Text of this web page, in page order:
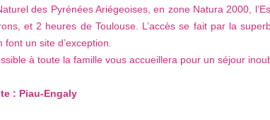
des Pyrénées Ariégeoises, en zone Natura 2000,
et 2 heures de Toulouse. L’accès se fait par la
un site d’exception.
à toute la famille vous accueillera pour un séjour
: Piau-Engaly